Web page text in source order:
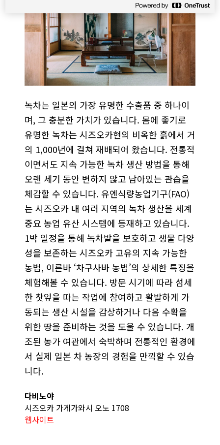
녹차는 일본의 가장 유명한 수출품 중 하나이
며, 그 충분한 가치가 있습니다. 몸에 좋기로
유명한 녹차는 시즈오카현의 비옥한 흙에서 거
의 1,000년에 걸쳐 재배되어 왔습니다. 전통적
이면서도 지속 가능한 녹차 생산 방법을 통해
오랜 세기 동안 변하지 않고 남아있는 관습을
체감할 수 있습니다. 유엔식량농업기구(FAO)
는 시즈오카 내 여러 지역의 녹차 생산을 세계
중요 농업 유산 시스템에 등재하고 있습니다.
1박 일정을 통해 녹차밭을 보호하고 생물 다양
성을 보존하는 시즈오카 고유의 지속 가능한
농법, 이른바 ‘차구사바 농법’의 상세한 특징을
체험해볼 수 있습니다. 방문 시기에 따라 섬세
한 찻잎을 따는 작업에 참여하고 활발하게 가
동되는 생산 시설을 감상하거나 다음 수확을
위한 땅을 준비하는 것을 도울 수 있습니다. 개
조된 농가 여관에서 숙박하며 전통적인 환경에
서 실제 일본 차 농장의 경험을 만끽할 수 있습
니다.
다비노야
시즈오카 가게가와시 오노 1708
웹사이트